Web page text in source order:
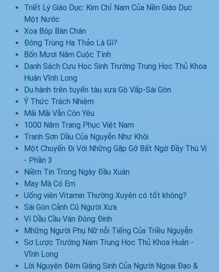
Triết Lý Giáo Dục: Kim Chỉ Nam Của Nền Giáo Dục
Một Nước
Xoa Bóp Bàn Chân
Đông Trùng Hạ Thảo Là Gì?
Bốn Mươi Năm Cuộc Tình
Danh Sách Cựu Học Sinh Trường Trung Học Thủ Khoa
Huân Vĩnh Long
Du hành trên tuyến tàu xưa Gò Vấp-Sài Gòn
Ý Thức Trách Nhiệm
Mãi Mãi Vẫn Còn Yêu
1000 Năm Trang Phục Việt Nam
Tranh Sơn Dầu Của Nguyễn Như Khôi
Một Chuyến Đi Với Những Gặp Gỡ Bất Ngờ Đầy Thú Vị
- Phần 3
Niềm Tin Trong Ngày Đầu Xuân
May Mà Có Em
Uống viên Vitamin Thường Xuyên có tốt không?
Sài Gòn Cảnh Cũ Người Xưa
Ví Dầu Cầu Ván Đóng Đinh
Mhững Người Phụ Nữ nỗi Tiếng Của Triều Nguyễn
Sơ Lược Trường Nam Trung Học Thủ Khoa Huân -
Vĩnh Long
Lời Nguyện Đêm Giáng Sinh Của Người Ngoại Đạo &